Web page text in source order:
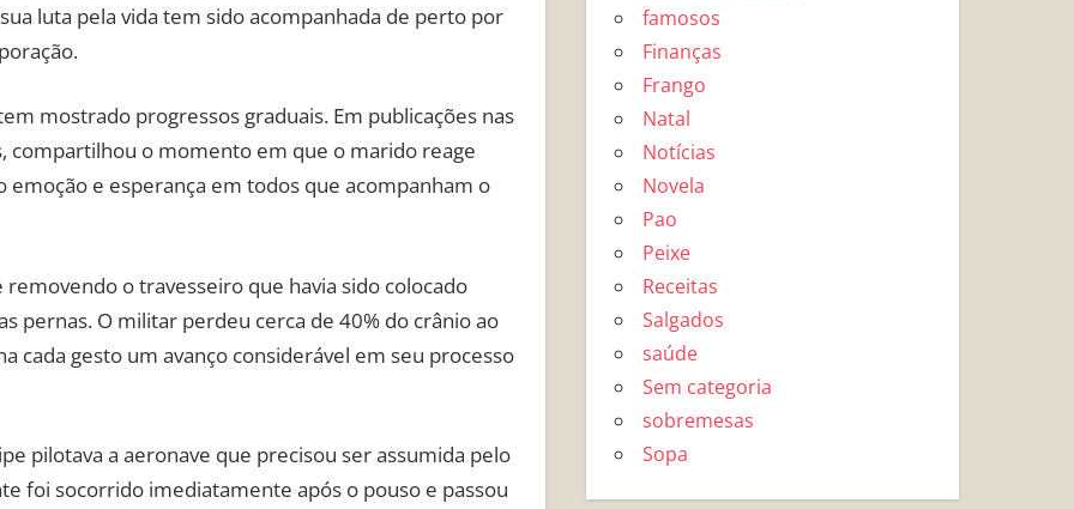
luta pela vida tem sido acompanhada de perto por
mostrado progressos graduais. Em publicações nas
compartilhou o momento em que o marido reage
e esperança em todos que acompanham o
o travesseiro que havia sido colocado
pernas. O militar perdeu cerca de 40% do crânio ao
cada gesto um avanço considerável em seu processo
pilotava a aeronave que precisou ser assumida pelo
foi socorrido imediatamente após o pouso e passou
famosos
Finanças
Frango
Natal
Notícias
Novela
Pao
Peixe
Receitas
Salgados
saúde
Sem categoria
sobremesas
Sopa